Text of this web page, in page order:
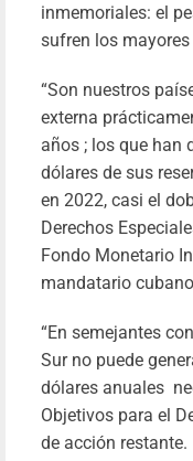
inmemoriales: el
sufren los
“Son nuestros
externa
años ; los que han
dólares de sus
en 2022, casi el
Derechos
Fondo Monetario
mandatario
“En semejantes
Sur no puede
dólares anuales
Objetivos para el
de acción restante.